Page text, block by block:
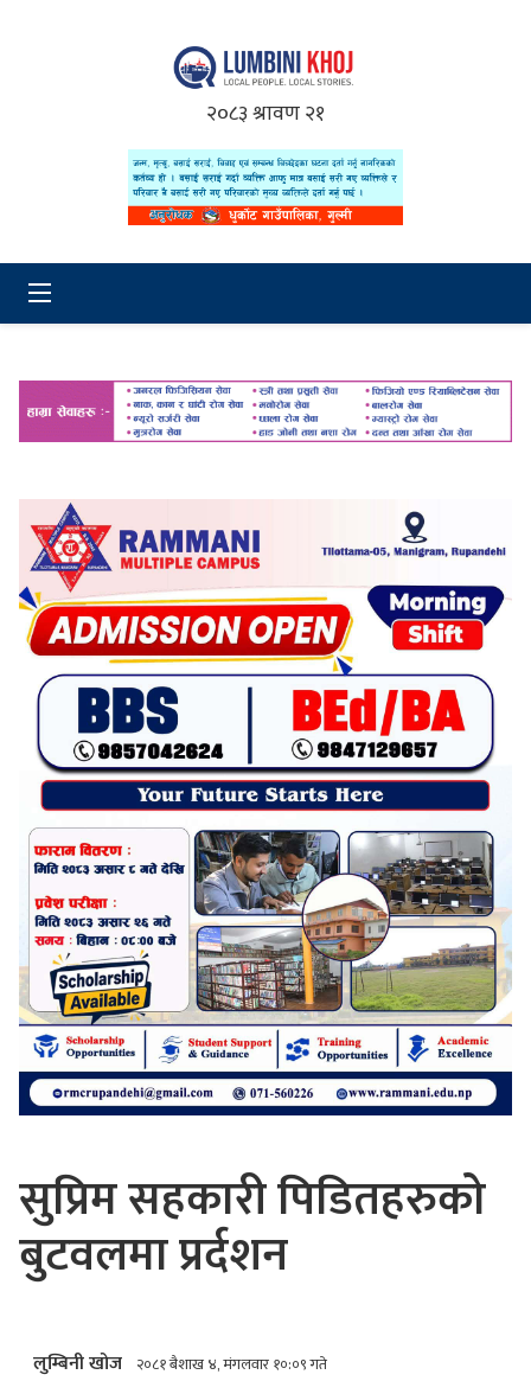
२०८३ श्रावण २१
सुप्रिम सहकारी पिडितहरुको
बुटवलमा प्रर्दशन
लुम्बिनी खोज २०८१ बैशाख ४, मंगलवार १०:०९ गते